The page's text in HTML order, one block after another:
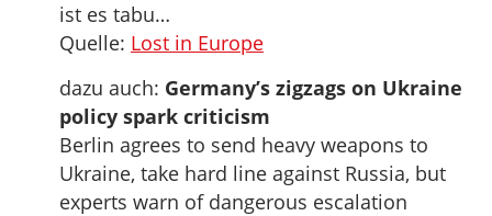
ist es tabu…
Quelle: Lost in Europe
dazu auch: Germany’s zigzags on Ukraine
policy spark criticism
Berlin agrees to send heavy weapons to
Ukraine, take hard line against Russia, but
experts warn of dangerous escalation